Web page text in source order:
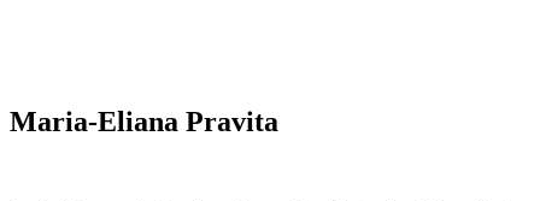
Maria-Eliana Pravita